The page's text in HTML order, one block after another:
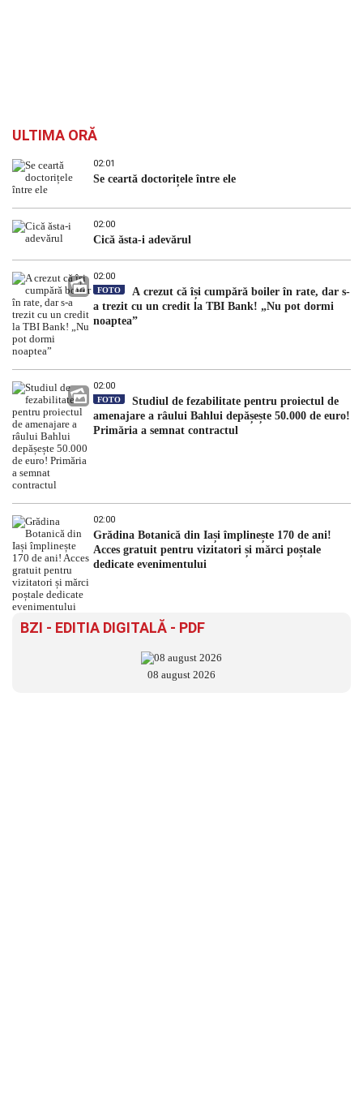
ULTIMA ORĂ
02:01
Se ceartă doctorițele între ele
02:00
Cică ăsta-i adevărul
02:00
FOTO
A crezut că își cumpără boiler în rate, dar s-
a trezit cu un credit la TBI Bank! „Nu pot dormi
noaptea”
02:00
FOTO
Studiul de fezabilitate pentru proiectul de
amenajare a râului Bahlui depășește 50.000 de euro!
Primăria a semnat contractul
02:00
Grădina Botanică din Iași împlinește 170 de ani!
Acces gratuit pentru vizitatori și mărci poștale
dedicate evenimentului
BZI - EDITIA DIGITALĂ - PDF
08 august 2026